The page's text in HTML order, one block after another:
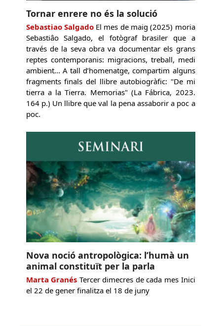
Tornar enrere no és la solució
Sebastiao SalgadoEl mes de maig (2025) moria
Sebastiâo Salgado, el fotògraf brasiler que a
través de la seva obra va documentar els grans
reptes contemporanis: migracions, treball, medi
ambient... A tall d’homenatge, compartim alguns
fragments finals del llibre autobiogràfic: "De mi
tierra a la Tierra. Memorias" (La Fábrica, 2023.
164 p.) Un llibre que val la pena assaborir a poc a
poc.
Nova noció antropològica: l’humà un
animal constituït per la parla
Marta Granés Tercer dimecres de cada mes Inici
el 22 de gener finalitza el 18 de juny